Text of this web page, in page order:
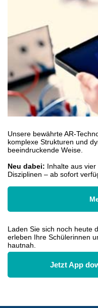
Unsere bewährte AR-
komplexe Strukturen und
beeindruckende Weise.
Neu dabei: Inhalte aus
Disziplinen – ab sofort
Laden Sie sich noch heute
erleben Ihre Schülerinnen
hautnah.
Jetzt App